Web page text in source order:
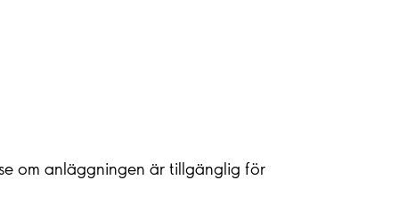
om anläggningen är tillgänglig för